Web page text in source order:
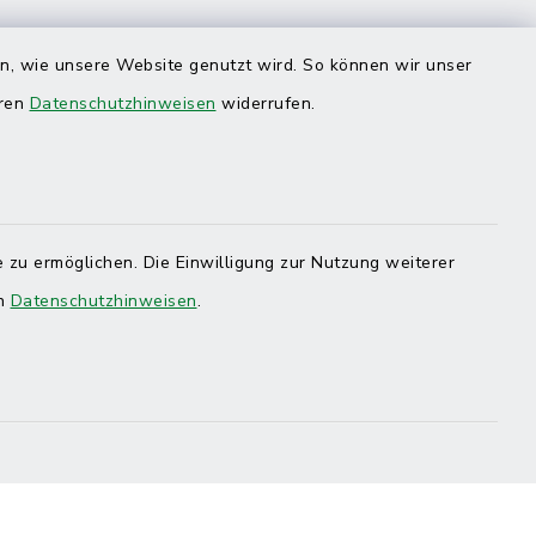
wie unsere Website genutzt wird. So können wir unser
Datenschutzhinweisen widerrufen.
ermöglichen. Die Einwilligung zur Nutzung weiterer
Datenschutzhinweisen.